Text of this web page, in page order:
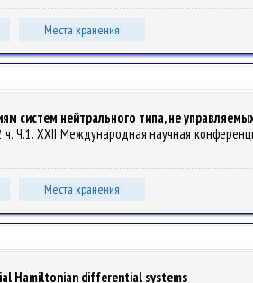
Места хранения
систем нейтрального типа, не
ч. Ч.1. XXII Международная научная
Места хранения
Hamiltonian differential systems